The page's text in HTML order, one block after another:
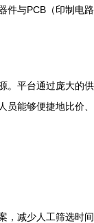
与PCB（印制电
平台通过庞大的
能够便捷地比价
减少人工筛选时间